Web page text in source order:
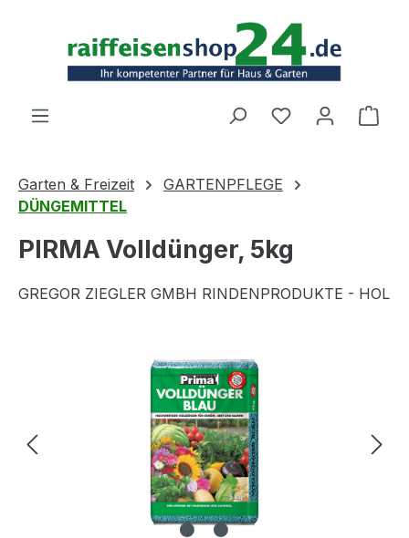
Garten & Freizeit
GARTENPFLEGE
DÜNGEMITTEL
PIRMA Volldünger, 5kg
GREGOR ZIEGLER GMBH RINDENPRODUKTE - HOL